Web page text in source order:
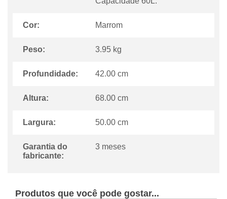
Cor: Marrom
Peso: 3.95 kg
Profundidade: 42.00 cm
Altura: 68.00 cm
Largura: 50.00 cm
Garantia do
fabricante:
3 meses
Produtos que você pode gostar...